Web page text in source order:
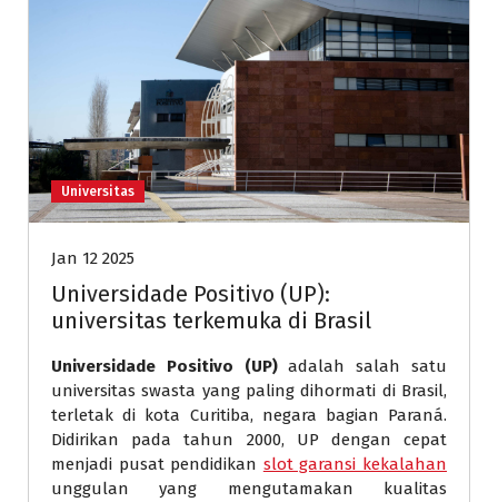
Universitas
Jan 12 2025
Universidade Positivo (UP):
universitas terkemuka di Brasil
Universidade Positivo (UP)adalah salah satu
universitas swasta yang paling dihormati di Brasil,
terletak di kota Curitiba, negara bagian Paraná.
Didirikan pada tahun 2000, UP dengan cepat
menjadi pusat pendidikan slot garansi kekalahan
unggulan yang mengutamakan kualitas